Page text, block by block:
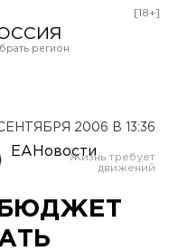
[18+]
СЕНТЯБРЯ 2006 В 13:36
ЕАНовости